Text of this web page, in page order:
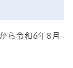
ら令和6年8月